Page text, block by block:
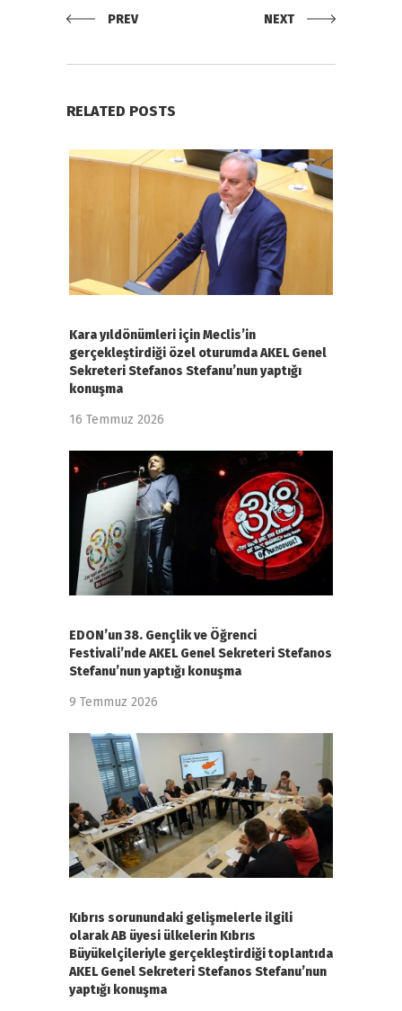
PREV NEXT
RELATED POSTS
Kara yıldönümleri için Meclis’in
gerçekleştirdiği özel oturumda AKEL Genel
Sekreteri Stefanos Stefanu’nun yaptığı
konuşma
16 Temmuz 2026
EDON’un 38. Gençlik ve Öğrenci
Festivali’nde AKEL Genel Sekreteri Stefanos
Stefanu’nun yaptığı konuşma
9 Temmuz 2026
Kıbrıs sorunundaki gelişmelerle ilgili
olarak AB üyesi ülkelerin Kıbrıs
Büyükelçileriyle gerçekleştirdiği toplantıda
AKEL Genel Sekreteri Stefanos Stefanu’nun
yaptığı konuşma